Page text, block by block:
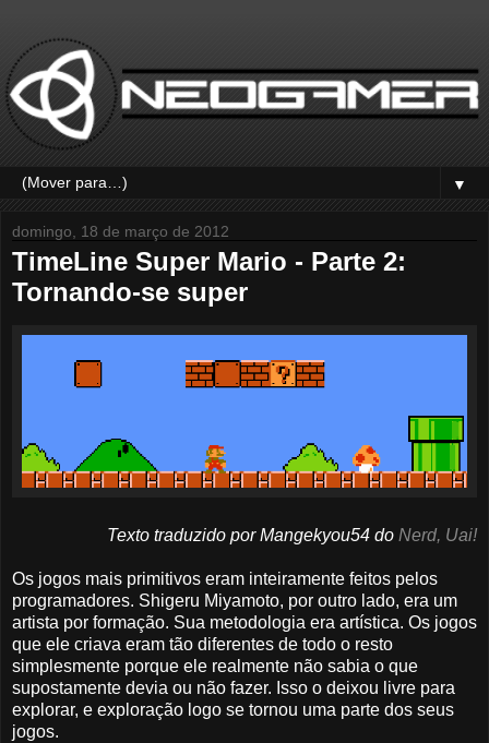
▼
domingo, 18 de março de 2012
TimeLine Super Mario - Parte 2:
Tornando-se super
Texto traduzido por Mangekyou54 do Nerd, Uai!
Os jogos mais primitivos eram inteiramente feitos pelos
programadores. Shigeru Miyamoto, por outro lado, era um
artista por formação. Sua metodologia era artística. Os jogos
que ele criava eram tão diferentes de todo o resto
simplesmente porque ele realmente não sabia o que
supostamente devia ou não fazer. Isso o deixou livre para
explorar, e exploração logo se tornou uma parte dos seus
jogos.